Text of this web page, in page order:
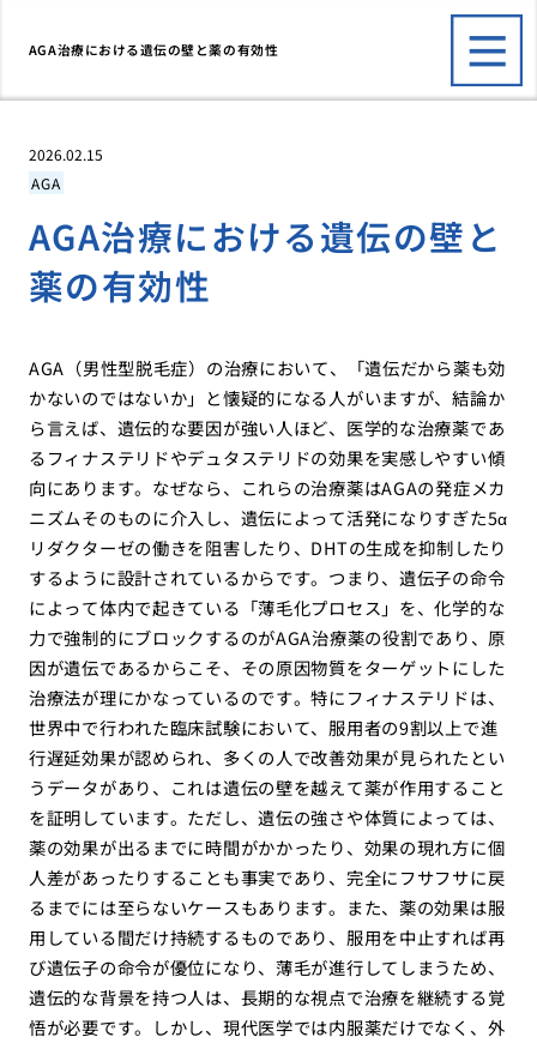
AGA治療における遺伝の壁と薬の有効性
2026.02.15
AGA
AGA治療における遺伝の壁と
薬の有効性
AGA（男性型脱毛症）の治療において、「遺伝だから薬も効
かないのではないか」と懐疑的になる人がいますが、結論か
ら言えば、遺伝的な要因が強い人ほど、医学的な治療薬であ
るフィナステリドやデュタステリドの効果を実感しやすい傾
向にあります。なぜなら、これらの治療薬はAGAの発症メカ
ニズムそのものに介入し、遺伝によって活発になりすぎた5α
リダクターゼの働きを阻害したり、DHTの生成を抑制したり
するように設計されているからです。つまり、遺伝子の命令
によって体内で起きている「薄毛化プロセス」を、化学的な
力で強制的にブロックするのがAGA治療薬の役割であり、原
因が遺伝であるからこそ、その原因物質をターゲットにした
治療法が理にかなっているのです。特にフィナステリドは、
世界中で行われた臨床試験において、服用者の9割以上で進
行遅延効果が認められ、多くの人で改善効果が見られたとい
うデータがあり、これは遺伝の壁を越えて薬が作用すること
を証明しています。ただし、遺伝の強さや体質によっては、
薬の効果が出るまでに時間がかかったり、効果の現れ方に個
人差があったりすることも事実であり、完全にフサフサに戻
るまでには至らないケースもあります。また、薬の効果は服
用している間だけ持続するものであり、服用を中止すれば再
び遺伝子の命令が優位になり、薄毛が進行してしまうため、
遺伝的な背景を持つ人は、長期的な視点で治療を継続する覚
悟が必要です。しかし、現代医学では内服薬だけでなく、外